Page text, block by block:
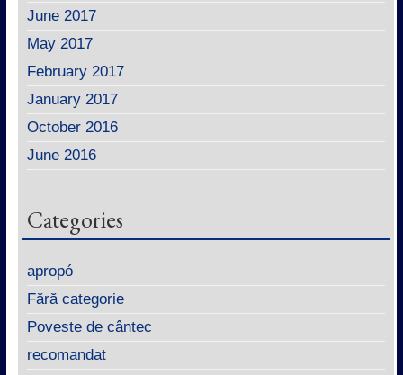
June 2017
May 2017
February 2017
January 2017
October 2016
June 2016
Categories
apropó
Fără categorie
Poveste de cântec
recomandat